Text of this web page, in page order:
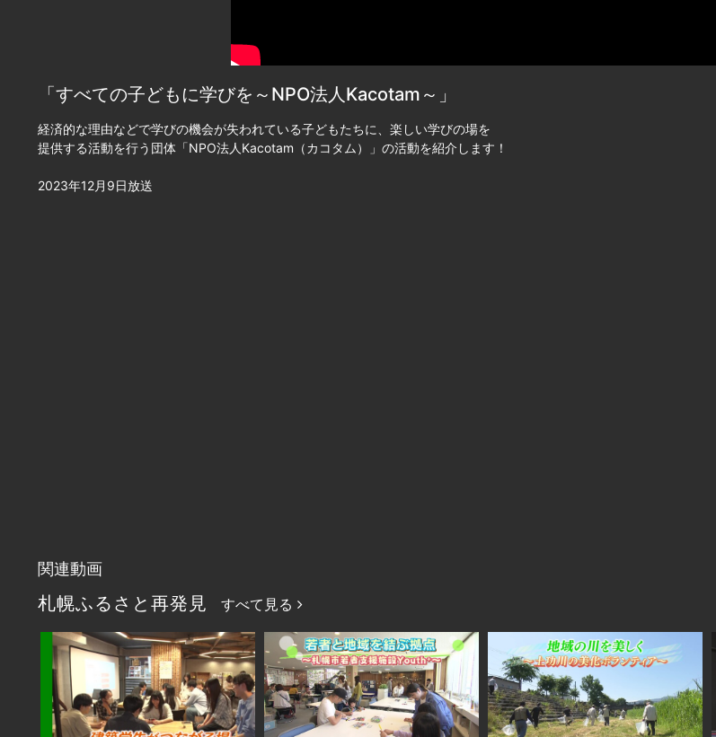
「すべての子どもに学びを～NPO法人Kacotam～」
経済的な理由などで学びの機会が失われている子どもたちに、楽しい学びの場を
提供する活動を行う団体「NPO法人Kacotam（カコタム）」の活動を紹介します！
2023年12月9日放送
関連動画
札幌ふるさと再発見 すべて見る